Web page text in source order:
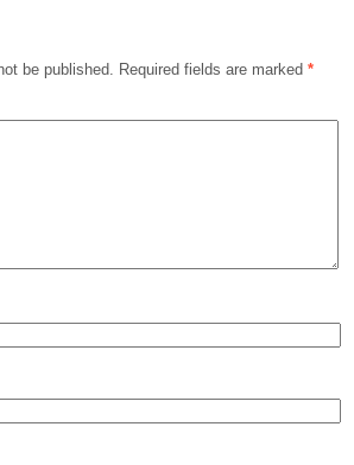
be published. Required fields are marked *